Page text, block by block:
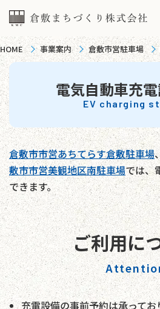
HOME 事業案内 倉敷市営駐車場
電気自動車充
EV charging
倉敷市市営あちてらす倉敷駐車場
敷市市営美観地区南駐車場では、
できます。
ご利用に
充電設備の事前予約は承ってお